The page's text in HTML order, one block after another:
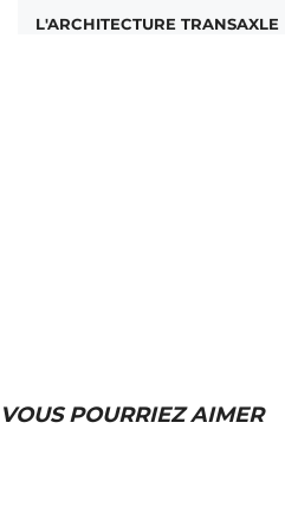
L'ARCHITECTURE TRANSAXLE
VOUS POURRIEZ AIMER